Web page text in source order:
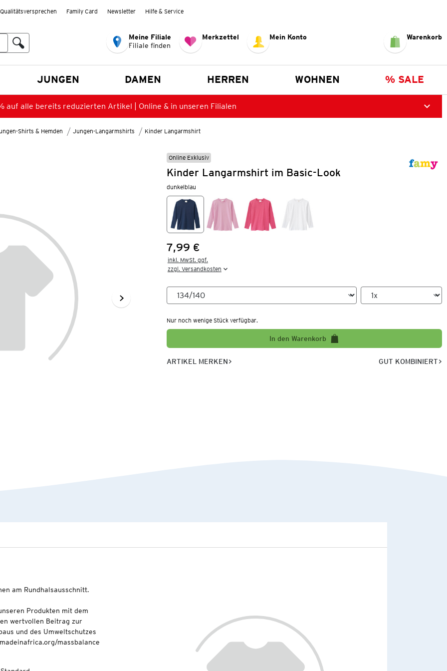
Qualitätsversprechen Family Card Newsletter Hilfe & Service
Meine Filiale
Filiale finden
Merkzettel Mein Konto Warenkorb
JUNGEN DAMEN HERREN WOHNEN % SALE
auf alle bereits reduzierten Artikel | Online & in unseren Filialen
Shirts & Hemden Jungen-Langarmshirts Kinder Langarmshirt
Online Exklusiv
Kinder Langarmshirt im Basic-Look
dunkelblau
Preis:
7,99 €
inkl. MwSt. ggf.
zzgl. Versandkosten
Nur noch wenige Stück verfügbar.
In den Warenkorb
ARTIKEL MERKEN GUT KOMBINIERT
am Rundhalsausschnitt.
Produkten mit dem
wertvollen Beitrag zur
und des Umweltschutzes
massbalance